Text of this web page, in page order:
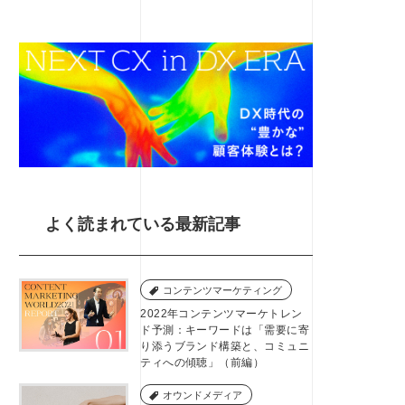
よく読まれている最新記事
コンテンツマーケティング
2022年コンテンツマーケトレン
ド予測：キーワードは「需要に寄
り添うブランド構築と、コミュニ
ティへの傾聴」（前編）
オウンドメディア